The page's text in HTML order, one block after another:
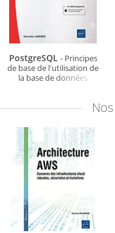
PostgreSQL - Principes
de base de l'utilisation de
la base de données
Nos